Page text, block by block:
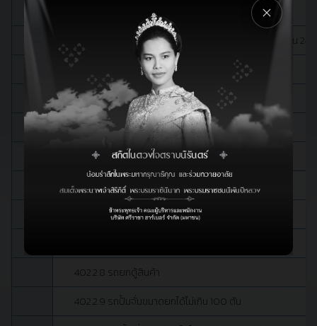
402.2 ค่าธรรมเนียมอยู่ในเขตท่าเรือ
ค่าอยู่ของยานพาหนะและเครื่องมือยกขนในเขตท่าเรือเกิน 24
402.2.1 รถบรรทุกไม่เกิน 10 ล้อ
402.2.2 รถบรรทุกเกิน 10 ล้อ
402.2.3 รถหัวลาก
402.2.4 รถพ่วงไม่เกิน 6 ล้อ
402.2.5 รถพ่วง 8 ล้อหรือ 10 ล้อ
402.2.6 รถพ่วงเกิน 10 ล้อ
402.2.8 รถยกตู้สินค้า
402.2.9 รถปั้นจั่นขนาดยกได้ไม่เกิน 100 ตัน